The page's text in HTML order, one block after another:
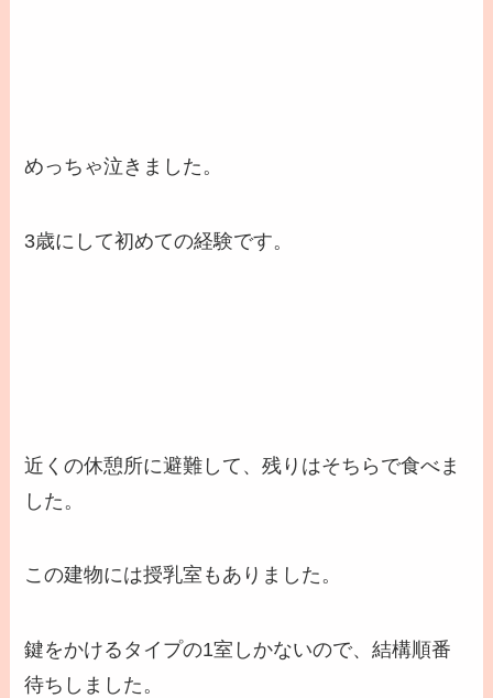
めっちゃ泣きました。
3歳にして初めての経験です。
近くの休憩所に避難して、残りはそちらで食べま
した。
この建物には授乳室もありました。
鍵をかけるタイプの1室しかないので、結構順番
待ちしました。